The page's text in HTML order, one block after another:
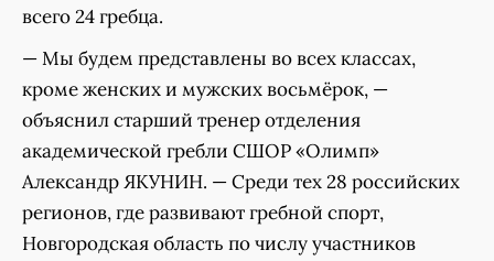
всего 24 гребца.
— Мы будем представлены во всех классах,
кроме женских и мужских восьмёрок, —
объяснил старший тренер отделения
академической гребли СШОР «Олимп»
Александр ЯКУНИН. — Среди тех 28 российских
регионов, где развивают гребной спорт,
Новгородская область по числу участников